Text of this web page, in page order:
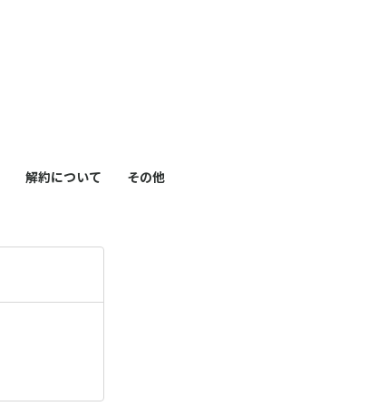
解約について その他